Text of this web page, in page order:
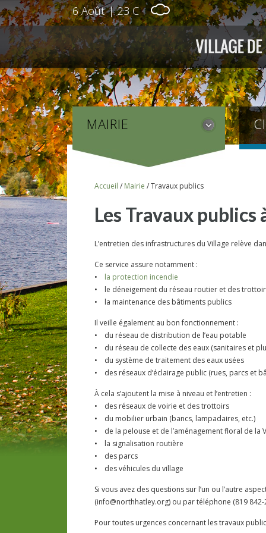
6 Août | 23 C
MAIRIE
Accueil / Mairie /Travaux publics
Les Travaux
L’entretien des infrastructures du Village relève
Ce service assure notamment :
• la protection incendie
• le déneigement du réseau routier et des
• la maintenance des bâtiments publics
Il veille également au bon fonctionnement :
• du réseau de distribution de l’eau potable
• du réseau de collecte des eaux (sanitaires et
• du système de traitement des eaux usées
• des réseaux d’éclairage public (rues, parcs et
À cela s’ajoutent la mise à niveau et l’entretien :
• des réseaux de voirie et des trottoirs
• du mobilier urbain (bancs, lampadaires, etc.)
• de la pelouse et de l’aménagement floral de la
• la signalisation routière
• des parcs
• des véhicules du village
Si vous avez des questions sur l’un ou l’autre
(info@northhatley.org) ou par téléphone (819 842-
Pour toutes urgences concernant les travaux